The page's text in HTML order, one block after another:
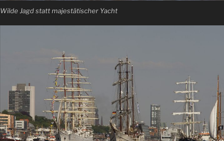
Wilde Jagd statt majestätischer Yacht